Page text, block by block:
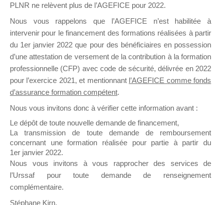
Ce groupe est destiné aux Organismes de
Formation qui souhaitent répondre à l’Appel à
Propositions Mallette du Dirigeant.
Ce groupe propose un forum dédié au support
sur lequel il est possible de laisser un message
ou poser une question.
NB : Il est nécessaire d’être
pouvoir rejoindre ce groupe
PLNR ne relèvent plus de l’AGEFICE pour 2022.
Nous vous rappelons que l’AGEFICE n’est habilitée à
intervenir pour le financement des formations réalisées à partir
du 1er janvier 2022 que pour des bénéficiaires en possession
d’une attestation de versement de la contribution à la formation
professionnelle (CFP) avec code de sécurité, délivrée en 2022
pour l’exercice 2021, et mentionnant l’AGEFICE comme fonds
d’assurance formation compétent.
Nous vous invitons donc à vérifier cette information avant :
Le dépôt de toute nouvelle demande de financement,
La transmission de toute demande de remboursement
concernant une formation réalisée pour partie à partir du
1er janvier 2022.
Nous vous invitons à vous rapprocher des services de
l’Urssaf pour toute demande de renseignement
complémentaire.
Stéphane Kirn,